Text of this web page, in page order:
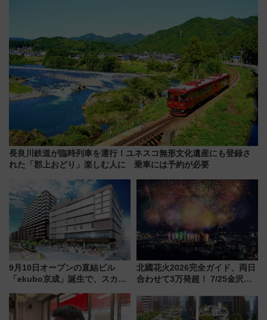
長良川鉄道が臨時列車を運行！ユネスコ無形文化遺産にも登録さ
れた「郡上おどり」楽しむ人に 乗車には予約が必要
9月10日オープンの直結ビル
「ekubo京成」誕生で、スカイ
新鎌ヶ谷はどう変わる？ 全テナ
ント情報も公開！
北國花火2026完全ガイド、両日
合わせて3万発超！ 7/25金沢大
会の日程・アクセス・観覧席ま
とめ（石川県）